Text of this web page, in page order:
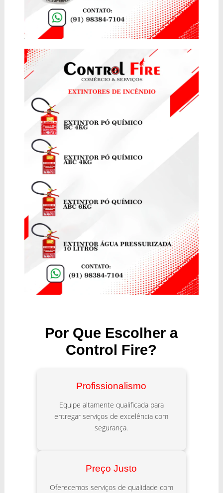
Por Que Escolher a
Control Fire?
Profissionalismo
Equipe altamente qualificada para
entregar serviços de excelência com
segurança.
Preço Justo
Oferecemos serviços de qualidade com